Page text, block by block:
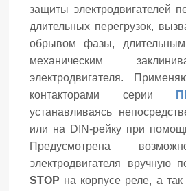
защиты электродвигателей
длительных перегрузок,
обрывом фазы,
механическим
электродвигателя.
контакторами серии
устанавливаясь
или на DIN-рейку при
Предусмотрена
электродвигателя вручную
STOP на корпусе реле, а